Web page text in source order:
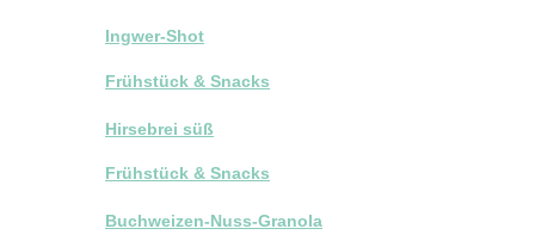
Ingwer-Shot
Frühstück & Snacks
Hirsebrei süß
Frühstück & Snacks
Buchweizen-Nuss-Granola